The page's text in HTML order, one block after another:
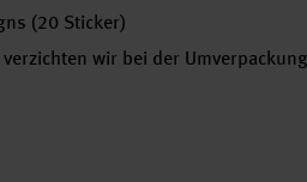
(20 Sticker)
wir bei der